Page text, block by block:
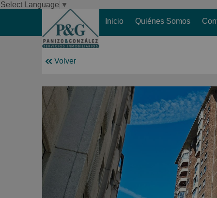
Select Language ▼
Inicio
Quiénes Somos
Volver